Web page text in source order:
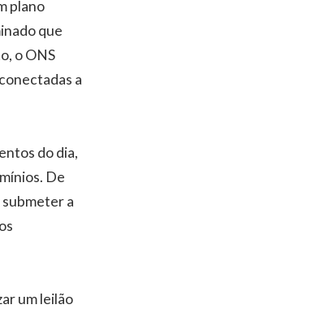
plano
que
o ONS
a
do dia,
De
submeter a
um leilão